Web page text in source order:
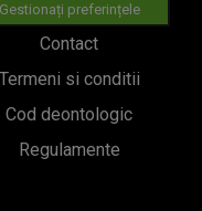
Gestionați preferințele
Contact
Termeni si conditii
Cod deontologic
Regulamente